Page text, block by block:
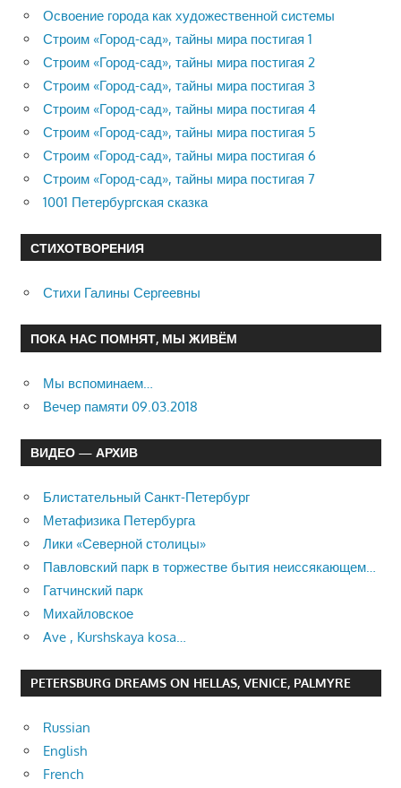
Освоение города как художественной системы
Строим «Город-сад», тайны мира постигая 1
Строим «Город-сад», тайны мира постигая 2
Строим «Город-сад», тайны мира постигая 3
Строим «Город-сад», тайны мира постигая 4
Строим «Город-сад», тайны мира постигая 5
Строим «Город-сад», тайны мира постигая 6
Строим «Город-сад», тайны мира постигая 7
1001 Петербургская сказка
СТИХОТВОРЕНИЯ
Стихи Галины Сергеевны
ПОКА НАС ПОМНЯТ, МЫ ЖИВЁМ
Мы вспоминаем…
Вечер памяти 09.03.2018
ВИДЕО — АРХИВ
Блистательный Санкт-Петербург
Метафизика Петербурга
Лики «Северной столицы»
Павловский парк в торжестве бытия неиссякающем…
Гатчинский парк
Михайловское
Ave , Kurshskaya kosa…
PETERSBURG DREAMS ON HELLAS, VENICE, PALMYRE
Russian
English
French